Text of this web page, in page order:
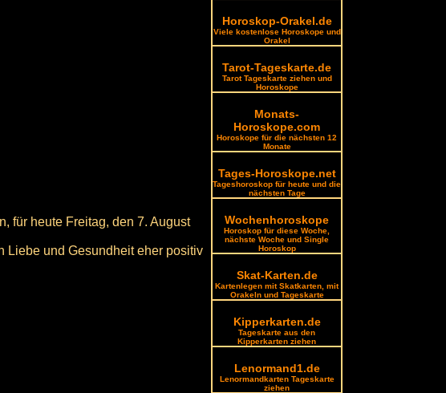
für heute Freitag, den 7. August
Liebe und Gesundheit eher positiv
Horoskop-Orakel.de
Viele kostenlose Horoskope und
Orakel
Tarot-Tageskarte.de
Tarot Tageskarte ziehen und
Horoskope
Monats-
Horoskope.com
Horoskope für die nächsten 12
Monate
Tages-Horoskope.net
Tageshoroskop für heute und die
nächsten Tage
Wochenhoroskope
Horoskop für diese Woche,
nächste Woche und Single
Horoskop
Skat-Karten.de
Kartenlegen mit Skatkarten, mit
Orakeln und Tageskarte
Kipperkarten.de
Tageskarte aus den
Kipperkarten ziehen
Lenormand1.de
Lenormandkarten Tageskarte
ziehen